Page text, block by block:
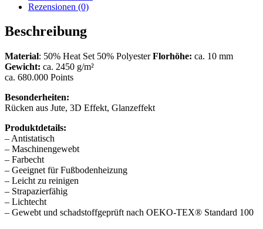
Rezensionen (0)
Beschreibung
Material: 50% Heat Set 50% PolyesterFlorhöhe: ca. 10 mm
Gewicht: ca. 2450 g/m²
ca. 680.000 Points
Besonderheiten:
Rücken aus Jute, 3D Effekt, Glanzeffekt
Produktdetails:
– Antistatisch
– Maschinengewebt
– Farbecht
– Geeignet für Fußbodenheizung
– Leicht zu reinigen
– Strapazierfähig
– Lichtecht
– Gewebt und schadstoffgeprüft nach OEKO-TEX® Standard 100